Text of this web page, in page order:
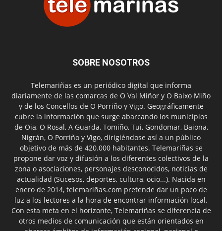
SOBRE NOSOTROS
Telemariñas es un periódico digital que informa
diariamente de las comarcas de O Val Miñor y O Baixo Miño
y de los Concellos de O Porriño y Vigo. Geográficamente
cubre la información que surge abarcando los municipios
de Oia, O Rosal, A Guarda, Tomiño, Tui, Gondomar, Baiona,
Nigrán, O Porriño y Vigo, dirigiéndose así a un público
objetivo de más de 420.000 habitantes. Telemariñas se
propone dar voz y difusión a los diferentes colectivos de la
zona o asociaciones, personajes desconocidos, noticias de
actualidad (Sucesos, deportes, cultura, ocio...). Nacida en
enero de 2014, telemariñas.com pretende dar un poco de
luz a los lectores a la hora de encontrar información local.
Con esta meta en el horizonte, Telemariñas se diferencia de
otros medios de comunicación que están orientados en